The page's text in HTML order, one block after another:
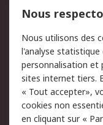
750.000 produits
Retours
Track & trace
Legal
Politique de
Nous
Nous utilisons des
l'analyse
personnalisation et
sites internet tiers.
« Tout accepter»,
cookies non
en cliquant sur «